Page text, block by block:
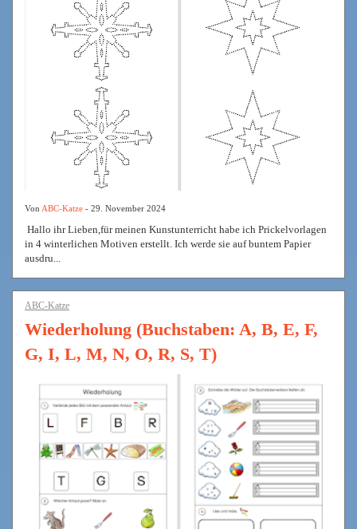
Von ABC-Katze - 29. November 2024
Hallo ihr Lieben,für meinen Kunstunterricht habe ich Prickelvorlagen
in 4 winterlichen Motiven erstellt. Ich werde sie auf buntem Papier
ausdru...
ABC-Katze
Wiederholung (Buchstaben: A, B, E, F,
G, I, L, M, N, O, R, S, T)